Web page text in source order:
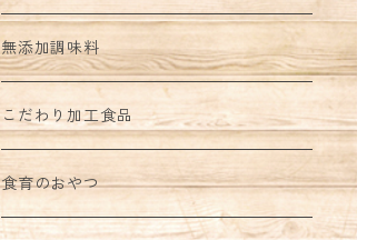
野菜セット
無添加調味料
こだわり加工食品
食育のおやつ